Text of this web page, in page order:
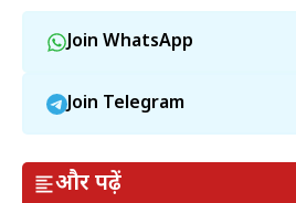
Join WhatsApp
Join Telegram
और पढ़ें